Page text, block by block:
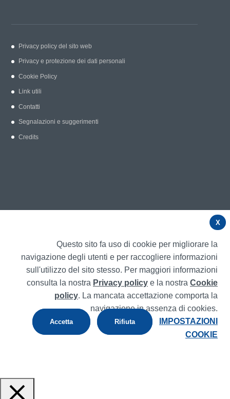
Privacy policy del sito web
Privacy e protezione dei dati personali
Cookie Policy
Link utili
Contatti
Segnalazioni e suggerimenti
Credits
X
Questo sito fa uso di cookie per migliorare la
navigazione degli utenti e per raccogliere informazioni
sull'utilizzo del sito stesso. Per maggiori informazioni
consulta la nostra Privacy policy e la nostra Cookie
policy. La mancata accettazione comporta la
navigazione in assenza di cookies.
Accetta Rifiuta
IMPOSTAZIONI
COOKIE